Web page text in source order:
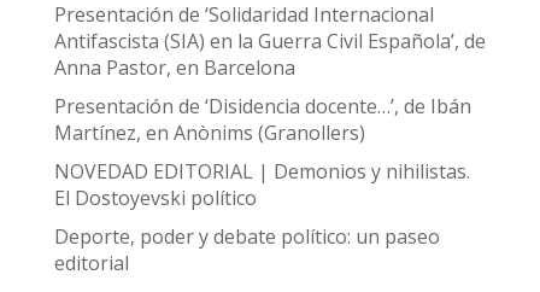
Presentación de ‘Solidaridad Internacional
Antifascista (SIA) en la Guerra Civil Española’, de
Anna Pastor, en Barcelona
Presentación de ‘Disidencia docente…’, de Ibán
Martínez, en Anònims (Granollers)
NOVEDAD EDITORIAL | Demonios y nihilistas.
El Dostoyevski político
Deporte, poder y debate político: un paseo
editorial